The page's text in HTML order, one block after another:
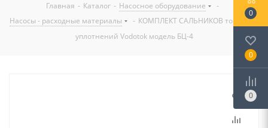
Главная - Каталог - Насосное оборудование
-
Насосы - расходные материалы
- КОМПЛЕКТ САЛЬНИКОВ торцевых
уплотнений Vodotok модель БЦ-4
0
0
0